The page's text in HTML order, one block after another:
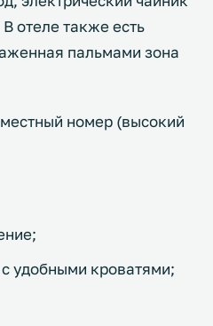
отеле также есть
пальмами зона
номер (высокий
удобными кроватями;